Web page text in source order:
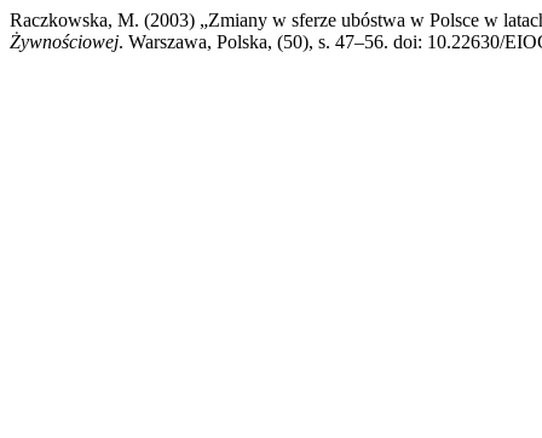
Raczkowska, M. (2003) „Zmiany w sferze ubóstwa w Polsce w
Żywnościowej. Warszawa, Polska, (50), s. 47–56. doi: 10.22630/